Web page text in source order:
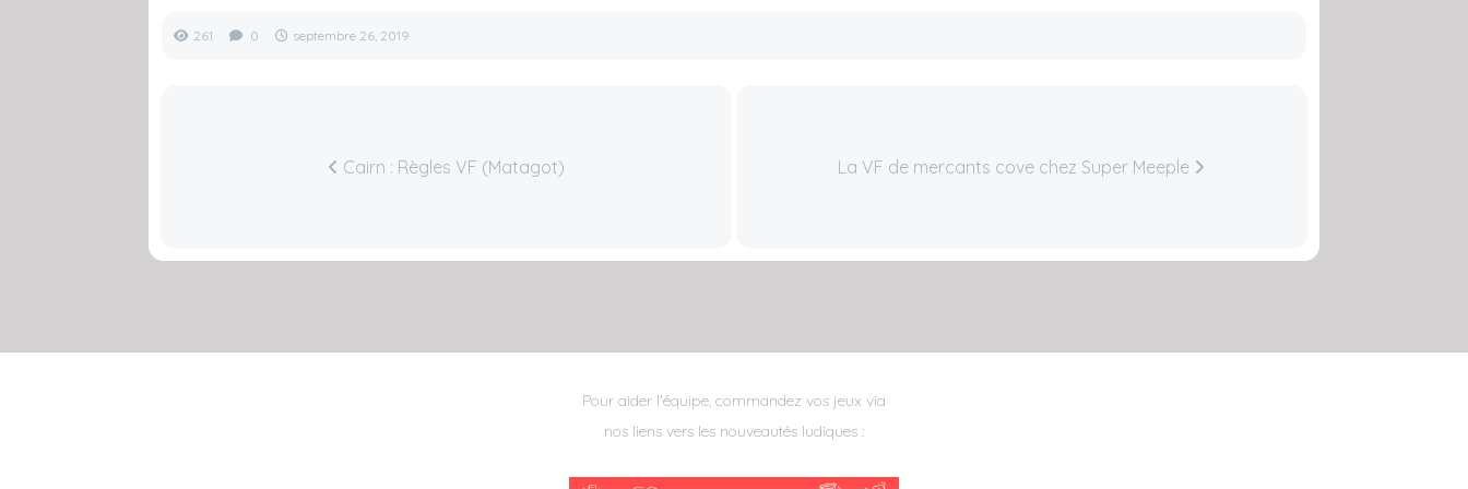
261 0 septembre 26, 2019
Cairn : Règles VF (Matagot) La VF de mercants cove chez Super Meeple
Pour aider l'équipe, commandez vos jeux via
nos liens vers les nouveautés ludiques :